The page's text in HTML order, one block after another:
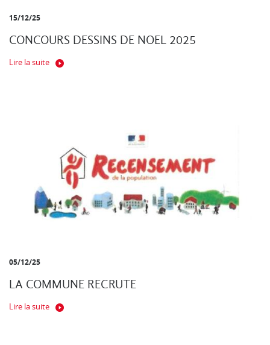
15/12/25
CONCOURS DESSINS DE NOEL 2025
Lire la suite
05/12/25
LA COMMUNE RECRUTE
Lire la suite